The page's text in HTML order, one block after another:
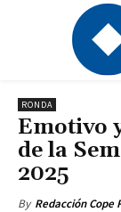
RONDA
Emotivo
de la
2025
By Redacción Cope